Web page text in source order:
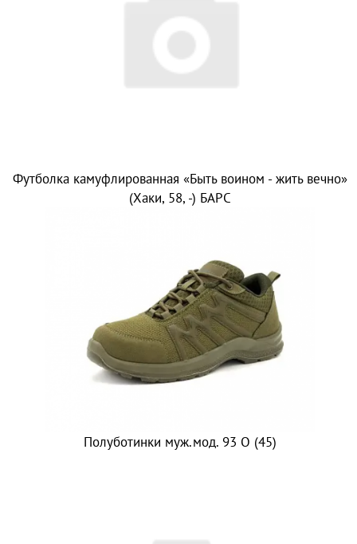
Футболка камуфлированная «Быть воином - жить вечно»
(Хаки, 58, -) БАРС
Полуботинки муж.мод. 93 О (45)